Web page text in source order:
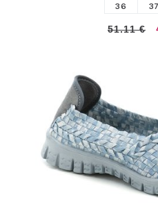
36 37
51.11 €